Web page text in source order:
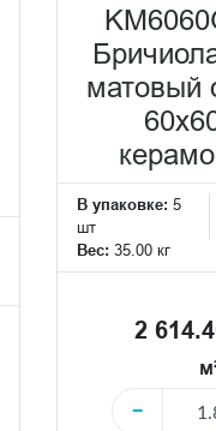
матовый
В упаковке: 5
шт
Вес: 35.00 кг
2
−